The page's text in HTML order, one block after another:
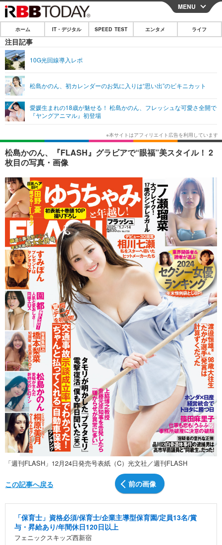
CLOSE
ホーム
IT・デジタル
ショッピング その他
SPEED TEST
エンタメ
エンタメTOP
韓国・芸能
音楽 スポーツ
ショッピング その他
ライフ
ライフTOP グルメ
ペット ショッピング
その他
リリース一覧
プッシュ通知の停止方法
MENU
ホーム IT・デジタル SPEED TEST エンタメ ライフ
注目記事
10G光回線導入レポ
松島かのん、初カレンダーのお気に入りは“思い出”のビキニカット
愛媛生まれの18歳が魅せる！ 松島かのん、フレッシュな可愛さ全開で
『ヤングアニマル』初登場
松島かのん、『FLASH』グラビアで“眼福”美スタイル！ 2
枚目の写真・画像
「週刊FLASH」12月24日発売号表紙（C）光文社／週刊FLASH
前の画像
この記事へ戻る
「保育士」資格必須/保育士/企業主導型保育園/定員13名/賞
与・昇給あり/年間休日120日以上
フェニックスキッズ西新宿